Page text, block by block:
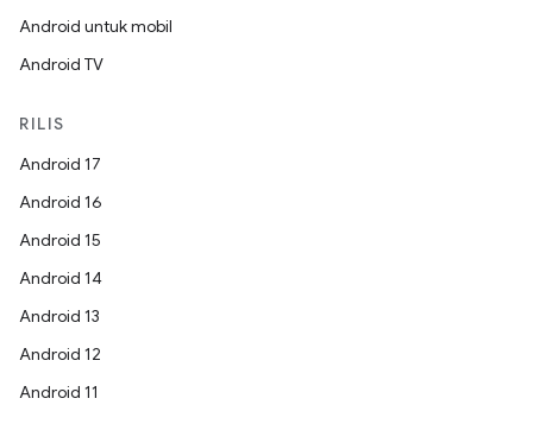
Android untuk mobil
Android TV
RILIS
Android 17
Android 16
Android 15
Android 14
Android 13
Android 12
Android 11